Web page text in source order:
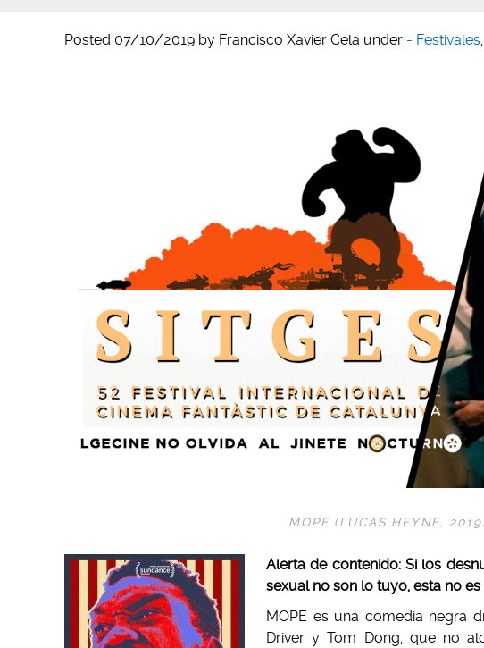
Posted 07/10/2019 by Francisco Xavier Cela under - Festivales,
MOPE (LUCAS HEYNE,
Alerta de contenido: Si los
sexual no son lo tuyo, esta no
MOPE es una comedia negra
Driver y Tom Dong, que no